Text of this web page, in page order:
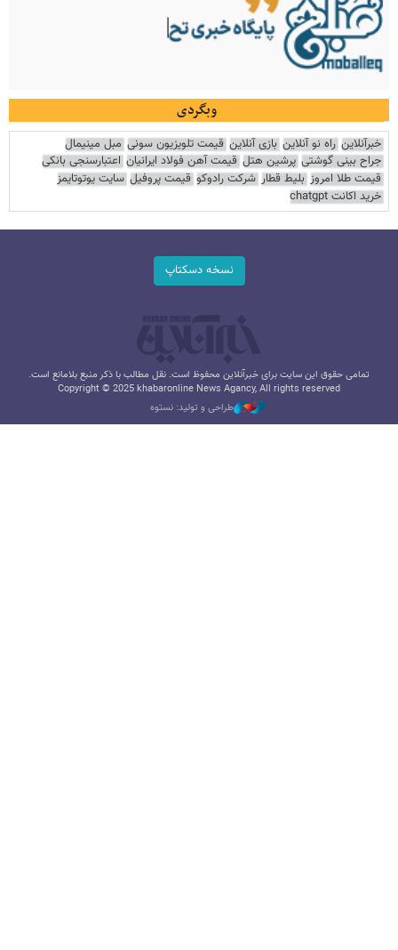
وبگردی
خبرآنلاین راه نو آنلاین بازی آنلاین قیمت تلویزیون سونی مبل مینیمال
جراح بینی گوشتی پرشین هتل قیمت آهن فولاد ایرانیان اعتبارسنجی بانکی
قیمت طلا امروز بلیط قطار شرکت رادوکو قیمت پروفیل سایت یوتوتایمز
خرید اکانت chatgpt
نسخه دسکتاپ
تمامی حقوق این سایت برای خبرآنلاین محفوظ است. نقل مطالب با ذکر منبع بلامانع است.
Copyright © 2025 khabaronline News Agancy, All rights reserved
طراحی و تولید: نستوه